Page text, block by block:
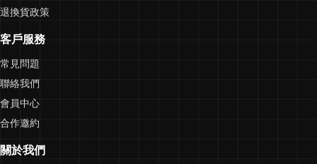
退換貨政策
客戶服務
常見問題
聯絡我們
會員中心
合作邀約
關於我們